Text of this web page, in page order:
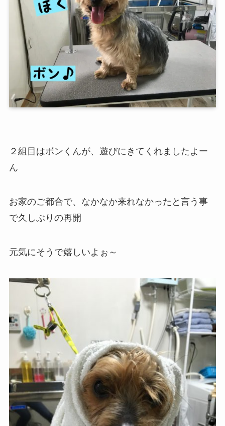
２組目はボンくんが、遊びにきてくれましたよー
ん
お家のご都合で、なかなか来れなかったと言う事
で久しぶりの再開
元気にそうで嬉しいよぉ～